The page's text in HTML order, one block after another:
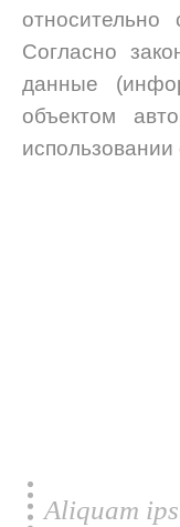
Согласно
данные
объектом
использовании
Aliquam